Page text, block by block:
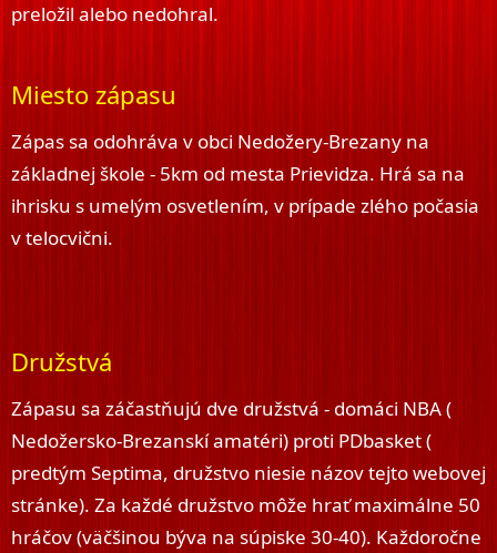
preložil alebo nedohral.
Miesto zápasu
Zápas sa odohráva v obci Nedožery-Brezany na
základnej škole - 5km od mesta Prievidza. Hrá sa na
ihrisku s umelým osvetlením, v prípade zlého počasia
v telocvični.
Družstvá
Zápasu sa záčastňujú dve družstvá - domáci NBA (
Nedožersko-Brezanskí amatéri) proti PDbasket (
predtým Septima, družstvo niesie názov tejto webovej
stránke). Za každé družstvo môže hrať maximálne 50
hráčov (väčšinou býva na súpiske 30-40). Každoročne